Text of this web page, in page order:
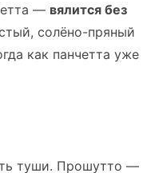
— вялится без
солёно-пряный
как панчетта уже
туши. Прошутто —